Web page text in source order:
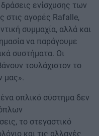
ενίσχυσης των
αγορές Rafalle,
συμμαχία, αλλά και
να παράγουμε
συστήματα. Οι
τουλάχιστον το
μας».
οπλικό σύστημα δεν
το στεγαστικό
και τις αλλαγές